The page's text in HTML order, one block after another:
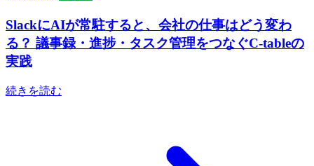
SlackにAIが常駐すると、会社の仕事はどう変わ
る？ 議事録・進捗・タスク管理をつなぐC-tableの
実践
続きを読む